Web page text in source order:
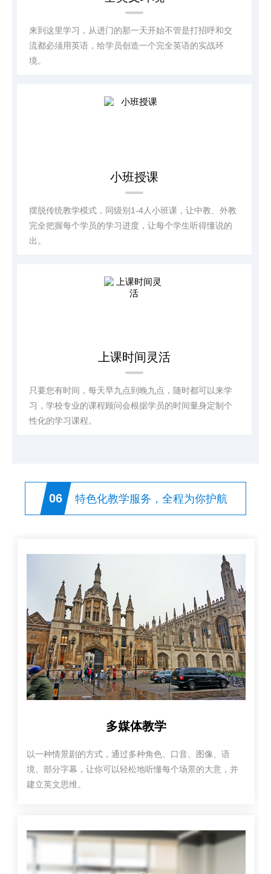
来到这里学习，从进门的那一天开始不管是打招呼和交
流都必须用英语，给学员创造一个完全英语的实战环
境。
小班授课
摆脱传统教学模式，同级别1-4人小班课，让中教、外教
完全把握每个学员的学习进度，让每个学生听得懂说的
出。
上课时间灵活
只要您有时间，每天早九点到晚九点，随时都可以来学
习，学校专业的课程顾问会根据学员的时间量身定制个
性化的学习课程。
06 特色化教学服务，全程为你护航
多媒体教学
以一种情景剧的方式，通过多种角色、口音、图像、语
境、部分字幕，让你可以轻松地听懂每个场景的大意，并
建立英文思维。